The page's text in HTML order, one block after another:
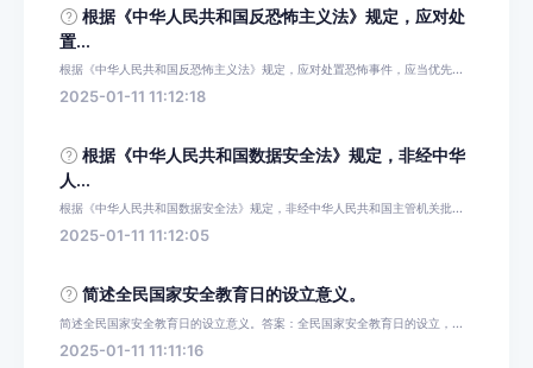
根据《中华人民共和国反恐怖主义法》规定，应对处
置...
根据《中华人民共和国反恐怖主义法》规定，应对处置恐怖事件，应当优先...
2025-01-11 11:12:18
根据《中华人民共和国数据安全法》规定，非经中华
人...
根据《中华人民共和国数据安全法》规定，非经中华人民共和国主管机关批...
2025-01-11 11:12:05
简述全民国家安全教育日的设立意义。
简述全民国家安全教育日的设立意义。答案：全民国家安全教育日的设立，...
2025-01-11 11:11:16